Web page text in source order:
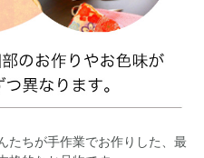
たちが手作業でお作りした、最